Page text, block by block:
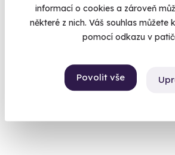
informací o cookies a zároveň
některé z nich. Váš souhlas můžete
pomocí odkazu v
Povolit vše
5 400 Kč